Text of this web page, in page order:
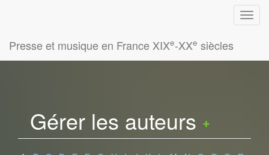
Presse et musique en France XIXe-XXe siècles
Gérer les auteurs